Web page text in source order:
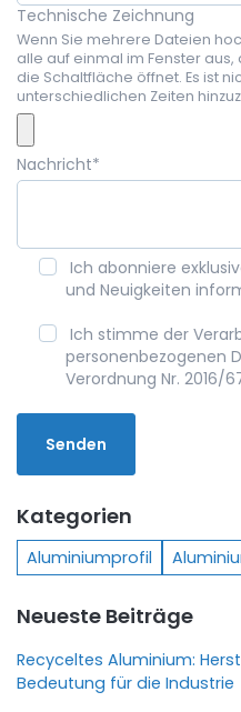
Technische Zeichnung
Wenn Sie mehrere Dateien
alle auf einmal im Fenster
die Schaltfläche öffnet. Es ist
unterschiedlichen Zeiten
Nachricht*
Ich abonniere
und Neuigkeiten
Ich stimme der
personenbezogenen
Verordnung Nr. 2016/
Kategorien
Aluminiumprofil
Neueste Beiträge
Recyceltes Aluminium:
Bedeutung für die Industrie